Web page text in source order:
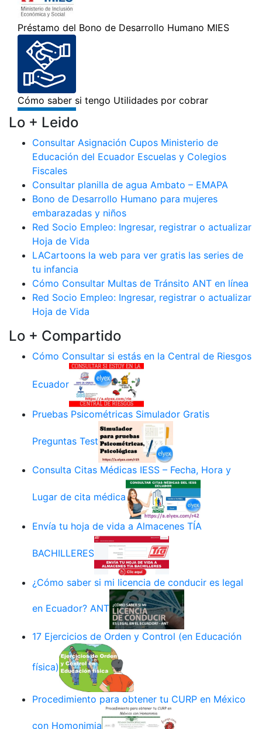
Lo + Leido
Consultar Asignación Cupos Ministerio de
Educación del Ecuador Escuelas y Colegios
Fiscales
Consultar planilla de agua Ambato – EMAPA
Bono de Desarrollo Humano para mujeres
embarazadas y niños
Red Socio Empleo: Ingresar, registrar o actualizar
Hoja de Vida
LACartoons la web para ver gratis las series de
tu infancia
Cómo Consultar Multas de Tránsito ANT en línea
Red Socio Empleo: Ingresar, registrar o actualizar
Hoja de Vida
Lo + Compartido
Cómo Consultar si estás en la Central de Riesgos
Ecuador
Pruebas Psicométricas Simulador Gratis
Preguntas Test
Consulta Citas Médicas IESS – Fecha, Hora y
Lugar de cita médica
Envía tu hoja de vida a Almacenes TÍA
BACHILLERES
¿Cómo saber si mi licencia de conducir es legal
en Ecuador? ANT
17 Ejercicios de Orden y Control (en Educación
física)
Procedimiento para obtener tu CURP en México
con Homonimia